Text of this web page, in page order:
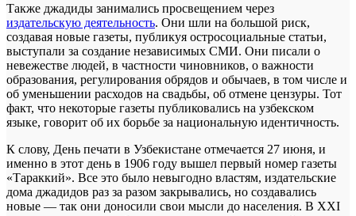
Также джадиды занимались просвещением через
издательскую деятельность. Они шли на большой риск,
создавая новые газеты, публикуя остросоциальные статьи,
выступали за создание независимых СМИ. Они писали о
невежестве людей, в частности чиновников, о важности
образования, регулирования обрядов и обычаев, в том числе и
об уменьшении расходов на свадьбы, об отмене цензуры. Тот
факт, что некоторые газеты публиковались на узбекском
языке, говорит об их борьбе за национальную идентичность.
К слову, День печати в Узбекистане отмечается 27 июня, и
именно в этот день в 1906 году вышел первый номер газеты
«Тараккий». Все это было невыгодно властям, издательские
дома джадидов раз за разом закрывались, но создавались
новые — так они доносили свои мысли до населения. В XXI